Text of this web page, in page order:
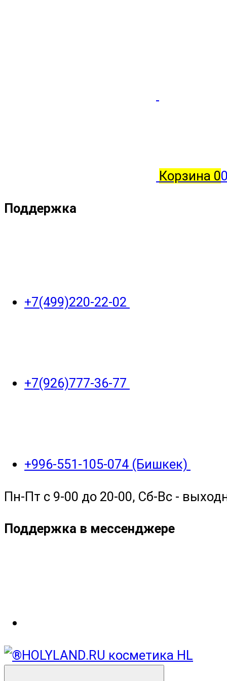
Корзина 0
Поддержка
+7(499)220-22-02
+7(926)777-36-77
+996-551-105-074 (Бишкек)
Пн-Пт с 9-00 до 20-00, Сб-Вс -
Поддержка в мессенджере